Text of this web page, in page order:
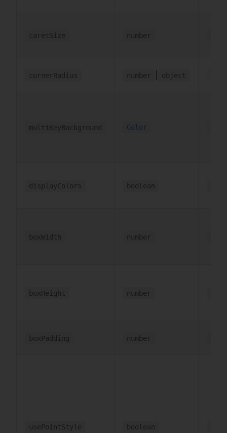
caretSize number
cornerRadius number object
multiKeyBackground Color
displayColors boolean
boxWidth number
boxHeight number
boxPadding number
usePointStyle boolean